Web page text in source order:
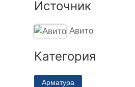
Источник
Авито
Категория
Арматура